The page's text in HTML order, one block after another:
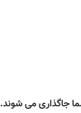
جاگذاری می شوند.